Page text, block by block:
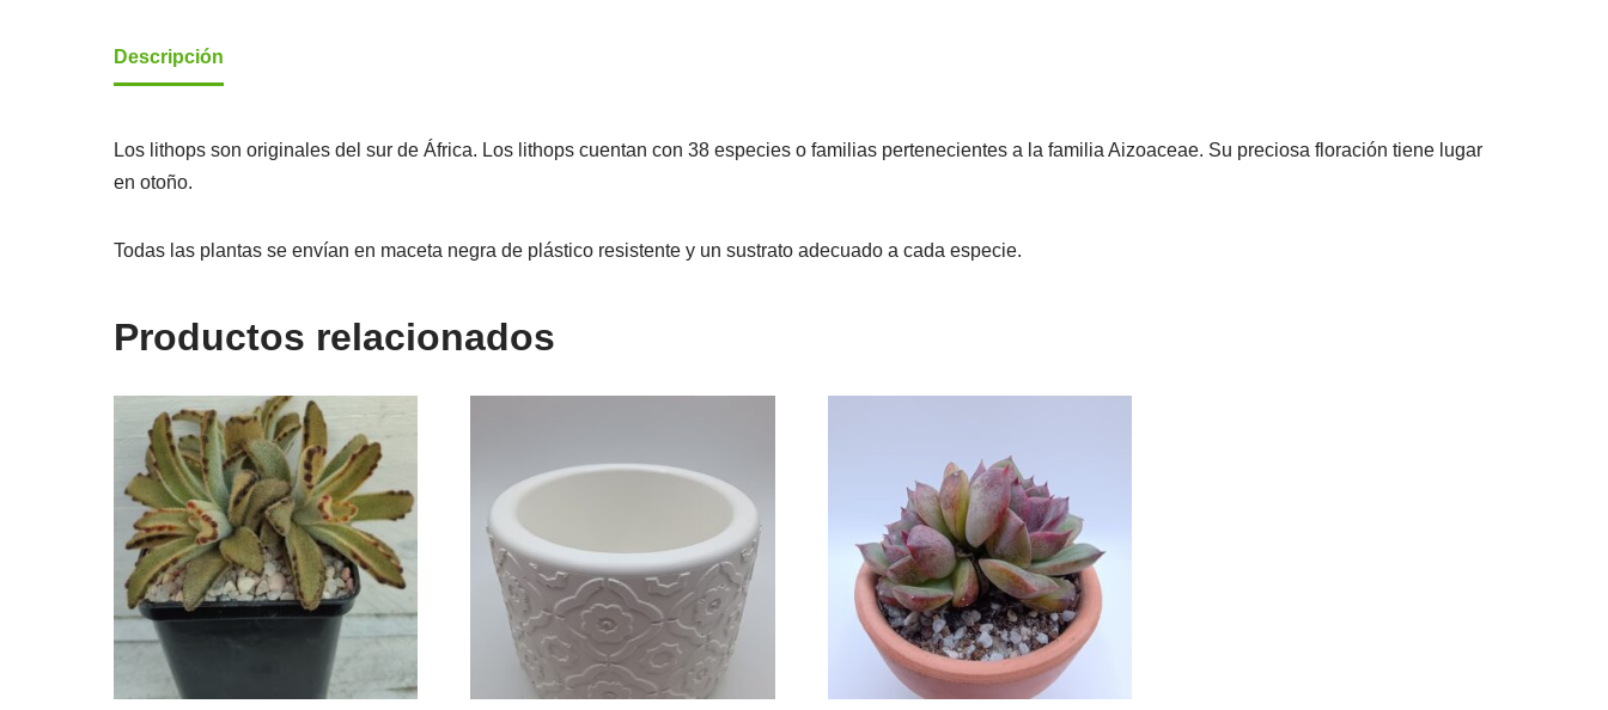
Descripción
Los lithops son originales del sur de África. Los lithops cuentan con 38 especies o familias pertenecientes a la familia Aizoaceae. Su preciosa floración tiene lugar
en otoño.
Todas las plantas se envían en maceta negra de plástico resistente y un sustrato adecuado a cada especie.
Productos relacionados